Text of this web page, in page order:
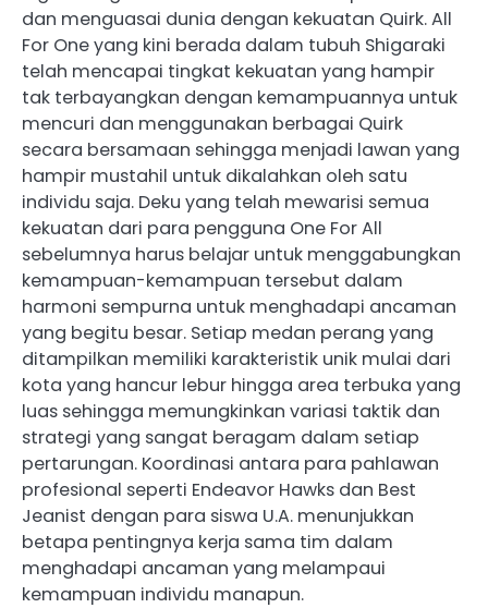
dan menguasai dunia dengan kekuatan Quirk. All
For One yang kini berada dalam tubuh Shigaraki
telah mencapai tingkat kekuatan yang hampir
tak terbayangkan dengan kemampuannya untuk
mencuri dan menggunakan berbagai Quirk
secara bersamaan sehingga menjadi lawan yang
hampir mustahil untuk dikalahkan oleh satu
individu saja. Deku yang telah mewarisi semua
kekuatan dari para pengguna One For All
sebelumnya harus belajar untuk menggabungkan
kemampuan-kemampuan tersebut dalam
harmoni sempurna untuk menghadapi ancaman
yang begitu besar. Setiap medan perang yang
ditampilkan memiliki karakteristik unik mulai dari
kota yang hancur lebur hingga area terbuka yang
luas sehingga memungkinkan variasi taktik dan
strategi yang sangat beragam dalam setiap
pertarungan. Koordinasi antara para pahlawan
profesional seperti Endeavor Hawks dan Best
Jeanist dengan para siswa U.A. menunjukkan
betapa pentingnya kerja sama tim dalam
menghadapi ancaman yang melampaui
kemampuan individu manapun.